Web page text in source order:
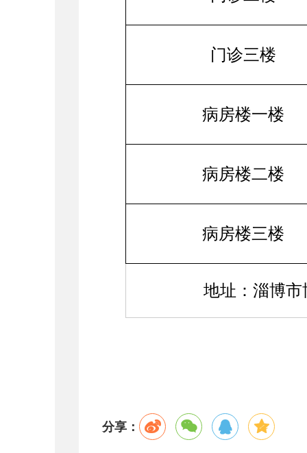
门诊三楼
病房楼一楼
病房楼二楼
病房楼三楼
地址：淄博
分享：